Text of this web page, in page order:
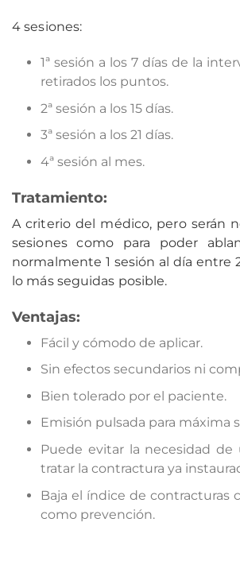
4 sesiones:
1ª sesión a los 7 días de la
retirados los puntos.
2ª sesión a los 15 días.
3ª sesión a los 21 días.
4ª sesión al mes.
Tratamiento:
A criterio del médico, pero serán
sesiones como para poder
normalmente 1 sesión al día entre
lo más seguidas posible.
Ventajas:
Fácil y cómodo de aplicar.
Sin efectos secundarios ni
Bien tolerado por el paciente.
Emisión pulsada para máxima
Puede evitar la necesidad de
tratar la contractura ya
Baja el índice de contracturas
como prevención.